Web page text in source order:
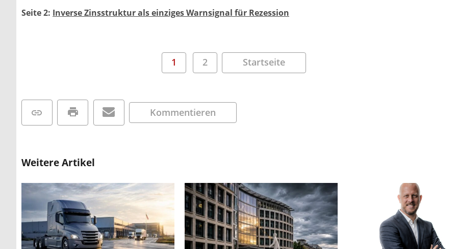
Seite 2: Inverse Zinsstruktur als einziges Warnsignal für Rezession
1 2 Startseite
Kommentieren
Weitere Artikel